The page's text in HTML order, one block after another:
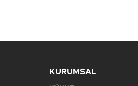
KURUMSAL